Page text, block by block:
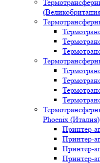
Phoenix (Италия)
Принтер-
Принтер-
Принтер-
Принтер-